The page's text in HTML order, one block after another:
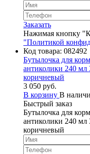
Заказать
Нажимая кнопку
"Политикой
Код товара: 082492
Бутылочка для
антиколики 240 мл
коричневый
3 050 руб.
В корзину В
Быстрый заказ
Бутылочка для
антиколики 240 мл
коричневый